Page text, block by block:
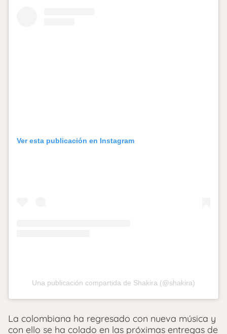
Ver esta publicación en Instagram
Una publicación compartida de Shakira (@shakira)
La colombiana ha regresado con nueva música y
con ello se ha colado en las próximas entregas de